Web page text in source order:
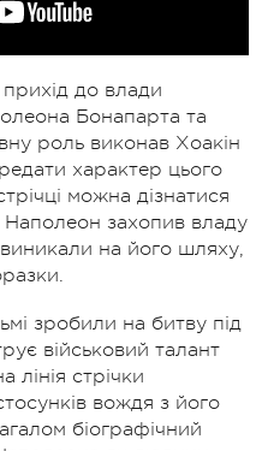
до влади
Бонапарта та
роль виконав Хоакін
характер цього
можна дізнатися
Наполеон захопив владу
на його шляху,
зробили на битву під
військовий талант
стрічки
вождя з його
біографічний